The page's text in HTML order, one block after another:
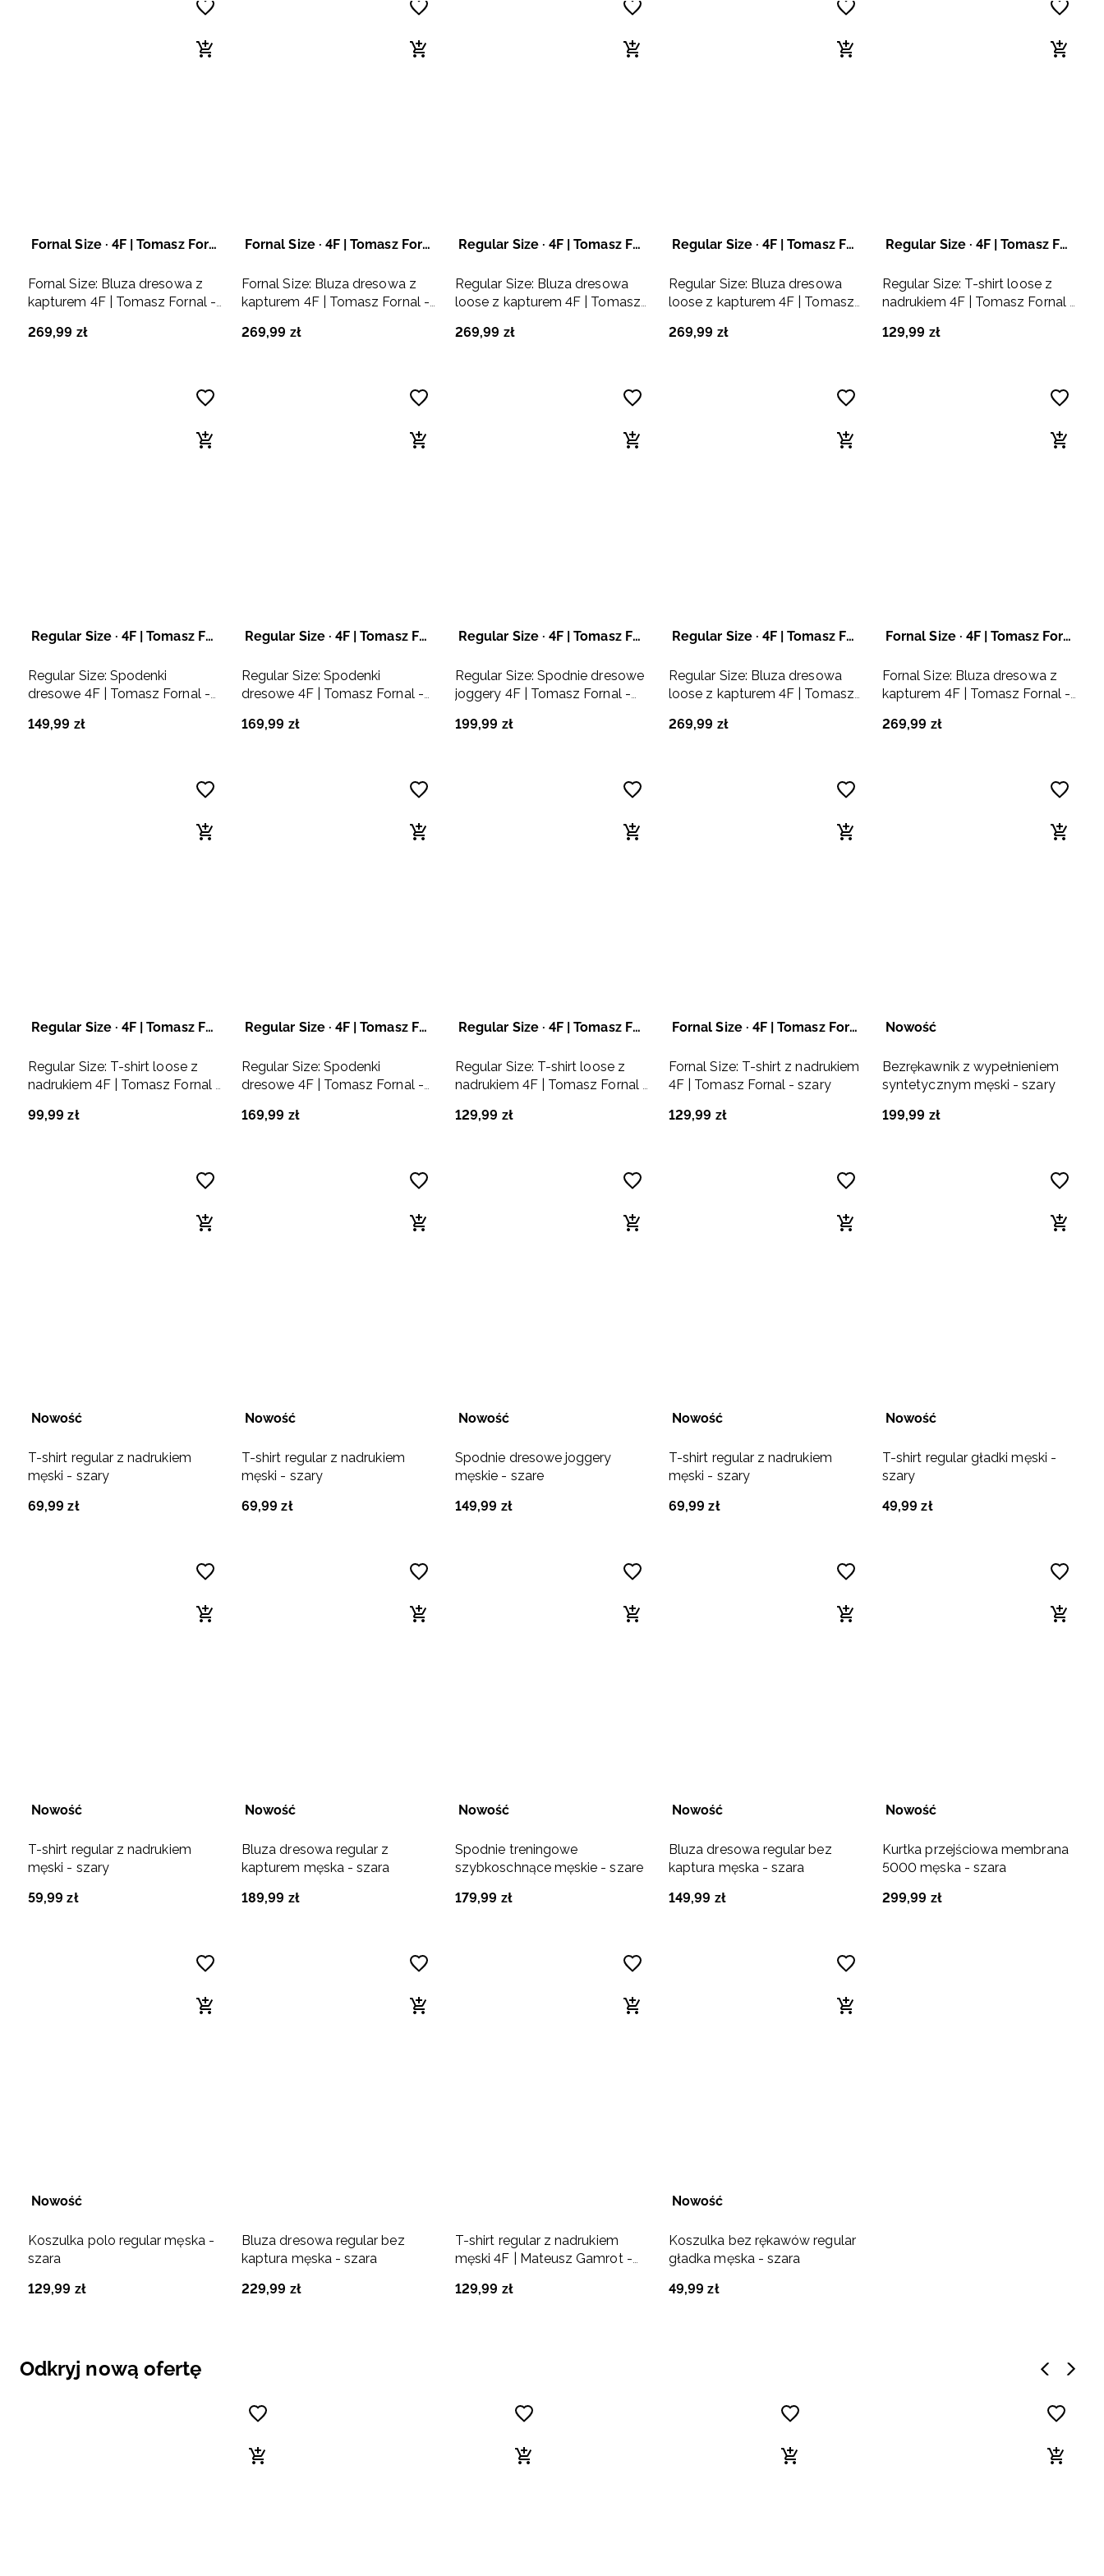
Fornal Size · 4F | Tomasz Fornal
Fornal Size: Bluza dresowa z
kapturem 4F | Tomasz Fornal -
269,99 zł
Fornal Size · 4F | Tomasz Fornal
Fornal Size: Bluza dresowa z
kapturem 4F | Tomasz Fornal -
269,99 zł
Regular Size · 4F | Tomasz Fornal
Regular Size: Bluza dresowa
loose z kapturem 4F | Tomasz
269,99 zł
Regular Size · 4F | Tomasz Fornal
Regular Size: Bluza dresowa
loose z kapturem 4F | Tomasz
269,99 zł
Regular Size · 4F | Tomasz Fornal
Regular Size: T-shirt loose z
nadrukiem 4F | Tomasz Fornal -
129,99 zł
Regular Size · 4F | Tomasz Fornal
Regular Size: Spodenki
dresowe 4F | Tomasz Fornal -
149,99 zł
Regular Size · 4F | Tomasz Fornal
Regular Size: Spodenki
dresowe 4F | Tomasz Fornal -
169,99 zł
Regular Size · 4F | Tomasz Fornal
Regular Size: Spodnie dresowe
joggery 4F | Tomasz Fornal -
199,99 zł
Regular Size · 4F | Tomasz Fornal
Regular Size: Bluza dresowa
loose z kapturem 4F | Tomasz
269,99 zł
Fornal Size · 4F | Tomasz Fornal
Fornal Size: Bluza dresowa z
kapturem 4F | Tomasz Fornal -
269,99 zł
Regular Size · 4F | Tomasz Fornal
Regular Size: T-shirt loose z
nadrukiem 4F | Tomasz Fornal -
99,99 zł
Regular Size · 4F | Tomasz Fornal
Regular Size: Spodenki
dresowe 4F | Tomasz Fornal -
169,99 zł
Regular Size · 4F | Tomasz Fornal
Regular Size: T-shirt loose z
nadrukiem 4F | Tomasz Fornal -
129,99 zł
Fornal Size · 4F | Tomasz Fornal
Fornal Size: T-shirt z nadrukiem
4F | Tomasz Fornal - szary
129,99 zł
Nowość
Bezrękawnik z wypełnieniem
syntetycznym męski - szary
199,99 zł
Nowość
T-shirt regular z nadrukiem
męski - szary
69,99 zł
Nowość
T-shirt regular z nadrukiem
męski - szary
69,99 zł
Nowość
Spodnie dresowe joggery
męskie - szare
149,99 zł
Nowość
T-shirt regular z nadrukiem
męski - szary
69,99 zł
Nowość
T-shirt regular gładki męski -
szary
49,99 zł
Nowość
T-shirt regular z nadrukiem
męski - szary
59,99 zł
Nowość
Bluza dresowa regular z
kapturem męska - szara
189,99 zł
Nowość
Spodnie treningowe
szybkoschnące męskie - szare
179,99 zł
Nowość
Bluza dresowa regular bez
kaptura męska - szara
149,99 zł
Nowość
Kurtka przejściowa membrana
5000 męska - szara
299,99 zł
Nowość
Koszulka polo regular męska -
szara
129,99 zł
Bluza dresowa regular bez
kaptura męska - szara
229,99 zł
T-shirt regular z nadrukiem
męski 4F | Mateusz Gamrot -
129,99 zł
Nowość
Koszulka bez rękawów regular
gładka męska - szara
49,99 zł
Odkryj nową ofertę